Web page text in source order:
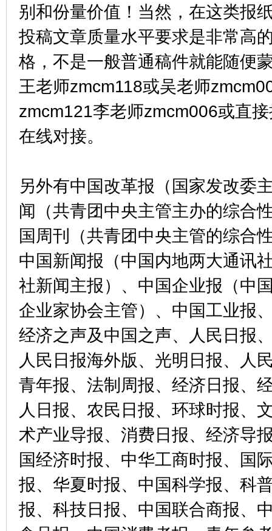
别和份量价值！当然，在这类报
投稿文章质量水平要求是非常高
格，不是一般普通稿件就能随便
王老师zmcm118或吴老师
zmcm121李老师zmcm006或直
在线对接。
另外有中国改革报（国家发改委
闻（共青团中央主管主办的综合
国周刊（共青团中央主管的综合
中国新闻报（中国内地两大通讯
社新闻主报）、中国企业报（中
企业家协会主管）、中国工业报
经济之声及中国之声、人民日报
人民日报海外版、光明日报、人
青年报、法制周报、经济日报、
人日报、农民日报、环球时报、
术产业导报、消费日报、经济导
国经济时报、中华工商时报、国
报、华夏时报、中国科学报、科
报、科技日报、中国联合商报、